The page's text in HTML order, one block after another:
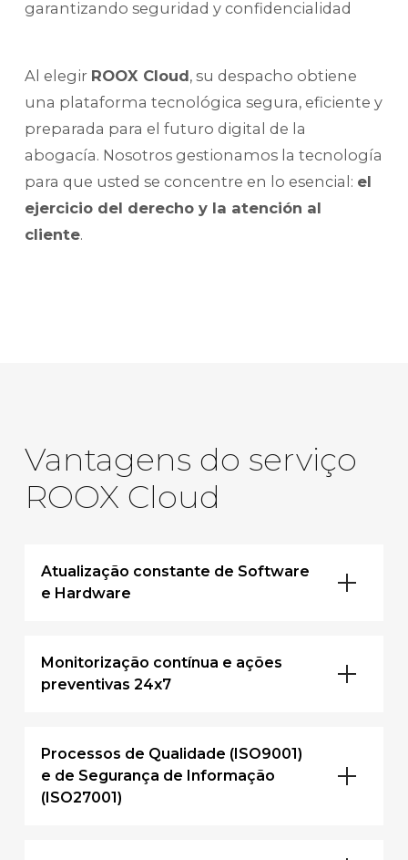
garantizando seguridad y confidencialidad
Al elegir ROOX Cloud, su despacho obtiene
una plataforma tecnológica segura, eficiente y
preparada para el futuro digital de la
abogacía. Nosotros gestionamos la tecnología
para que usted se concentre en lo esencial: el
ejercicio del derecho y la atención al
cliente.
Vantagens do serviço
ROOX Cloud
Atualização constante de Software
e Hardware
Monitorização contínua e ações
preventivas 24x7
Processos de Qualidade (ISO9001)
e de Segurança de Informação
(ISO27001)